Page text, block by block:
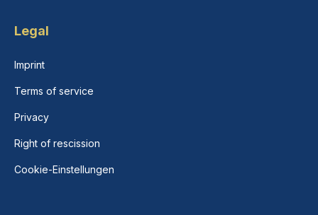
Legal
Imprint
Terms of service
Privacy
Right of rescission
Cookie-Einstellungen